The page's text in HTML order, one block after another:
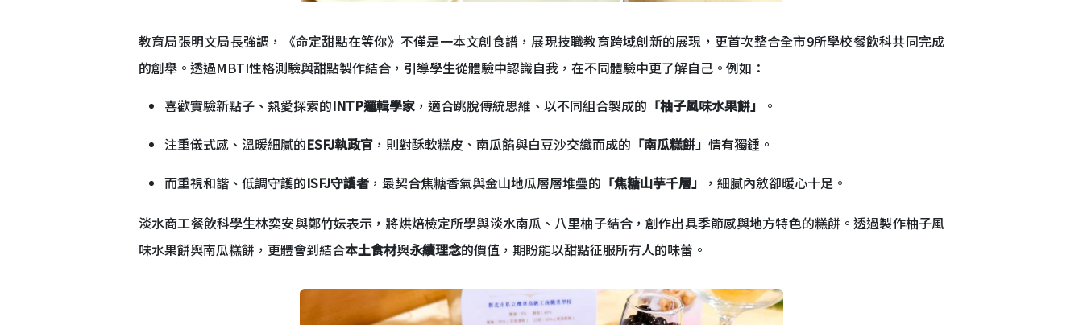
教育局張明文局長強調，《命定甜點在等你》不僅是一本文創食譜，展現技職教育跨域創新的展現，更首次整合全市9所學校餐飲科共同完成
的創舉。透過MBTI性格測驗與甜點製作結合，引導學生從體驗中認識自我，在不同體驗中更了解自己。例如：
喜歡實驗新點子、熱愛探索的INTP邏輯學家 ，適合跳脫傳統思維、以不同組合製成的 「柚子風味水果餅」
。
注重儀式感、溫暖細膩的ESFJ執政官 ，則對酥軟糕皮、南瓜餡與白豆沙交織而成的 「南瓜糕餅」 情有獨鍾。
而重視和諧、低調守護的ISFJ守護者 ，最契合焦糖香氣與金山地瓜層層堆疊的 「焦糖山芋千層」 ，細膩內斂卻暖心十足。
淡水商工餐飲科學生林奕安與鄭竹妘表示，將烘焙檢定所學與淡水南瓜、八里柚子結合，創作出具季節感與地方特色的糕餅。透過製作柚子風
味水果餅與南瓜糕餅，更體會到結合本土食材與永續理念的價值，期盼能以甜點征服所有人的味蕾。